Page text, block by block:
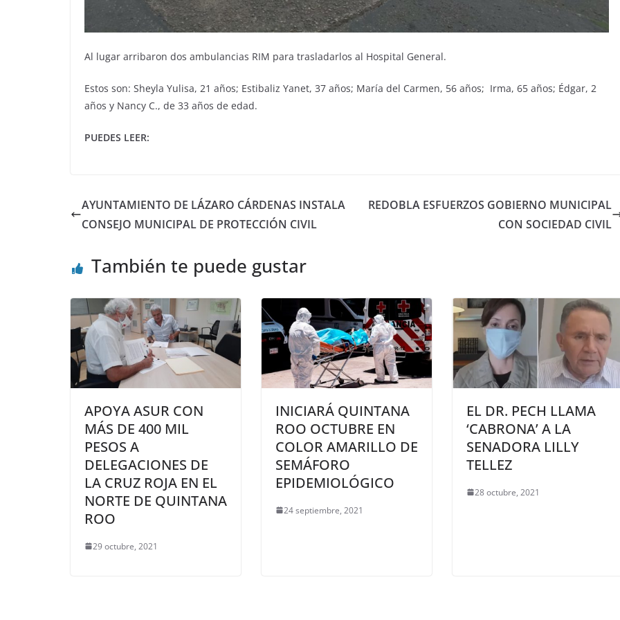
Al lugar arribaron dos ambulancias RIM para trasladarlos al Hospital General.
Estos son: Sheyla Yulisa, 21 años; Estibaliz Yanet, 37 años; María del Carmen, 56 años; Irma, 65 años; Édgar, 2
años y Nancy C., de 33 años de edad.
PUEDES LEER:
AYUNTAMIENTO DE LÁZARO CÁRDENAS INSTALA
CONSEJO MUNICIPAL DE PROTECCIÓN CIVIL
REDOBLA ESFUERZOS GOBIERNO MUNICIPAL
CON SOCIEDAD CIVIL
También te puede gustar
APOYA ASUR CON
MÁS DE 400 MIL
PESOS A
DELEGACIONES DE
LA CRUZ ROJA EN EL
NORTE DE QUINTANA
ROO
29 octubre, 2021
INICIARÁ QUINTANA
ROO OCTUBRE EN
COLOR AMARILLO DE
SEMÁFORO
EPIDEMIOLÓGICO
24 septiembre, 2021
EL DR. PECH LLAMA
‘CABRONA’ A LA
SENADORA LILLY
TELLEZ
28 octubre, 2021